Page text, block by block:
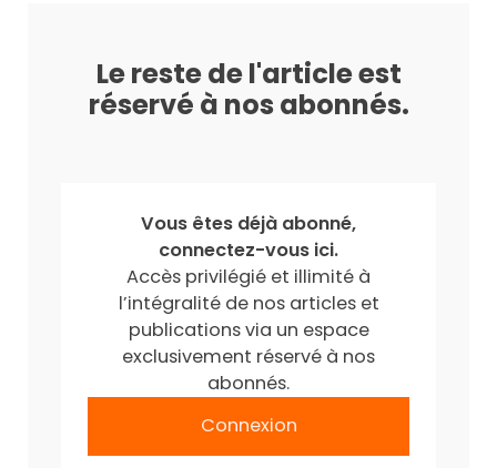
Le reste de l'article est
réservé à nos abonnés.
Vous êtes déjà abonné,
connectez-vous ici.
Accès privilégié et illimité à
l’intégralité de nos articles et
publications via un espace
exclusivement réservé à nos
abonnés.
Connexion